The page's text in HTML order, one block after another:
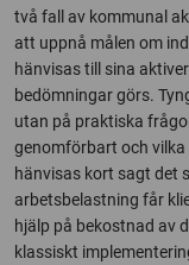
två fall av kommunal
att uppnå målen om
hänvisas till sina
bedömningar görs.
utan på praktiska
genomförbart och
hänvisas kort sagt det
arbetsbelastning får
hjälp på bekostnad av
klassiskt